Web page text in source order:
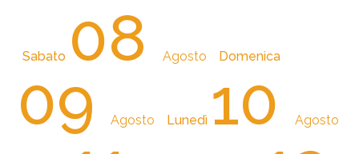
Sabato 08Agosto Domenica
09Agosto Lunedì 10Agosto